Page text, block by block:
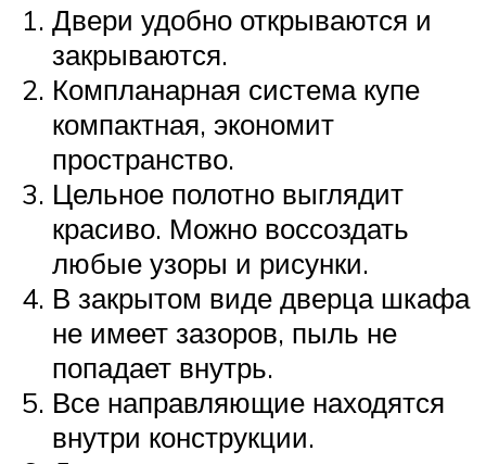
Двери удобно открываются и
закрываются.
Компланарная система купе
компактная, экономит
пространство.
Цельное полотно выглядит
красиво. Можно воссоздать
любые узоры и рисунки.
В закрытом виде дверца шкафа
не имеет зазоров, пыль не
попадает внутрь.
Все направляющие находятся
внутри конструкции.